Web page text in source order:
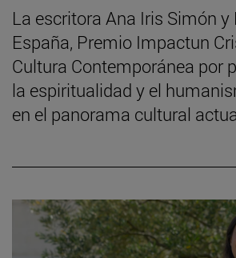
La escritora Ana Iris Simón y
España, Premio Impactun
Cultura Contemporánea por
la espiritualidad y el
en el panorama cultural